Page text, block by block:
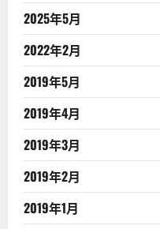
2025年5月
2022年2月
2019年5月
2019年4月
2019年3月
2019年2月
2019年1月